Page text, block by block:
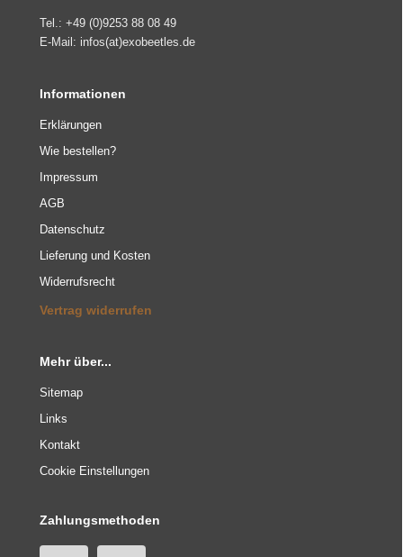
Tel.: +49 (0)9253 88 08 49
E-Mail: infos(at)exobeetles.de
Informationen
Erklärungen
Wie bestellen?
Impressum
AGB
Datenschutz
Lieferung und Kosten
Widerrufsrecht
Vertrag widerrufen
Mehr über...
Sitemap
Links
Kontakt
Cookie Einstellungen
Zahlungsmethoden